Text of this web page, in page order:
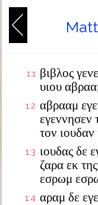
1:1 βιβλος
υιου
1:2 αβρααμ
εγεννησεν
τον
1:3 ιουδας δε
ζαρα εκ
εσρωμ
1:4 αραμ δε